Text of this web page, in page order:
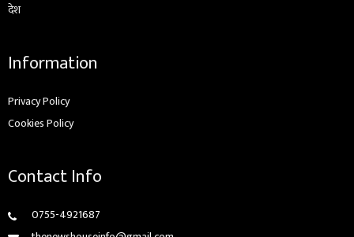
देश
Information
Privacy Policy
Cookies Policy
Contact Info
0755-4921687